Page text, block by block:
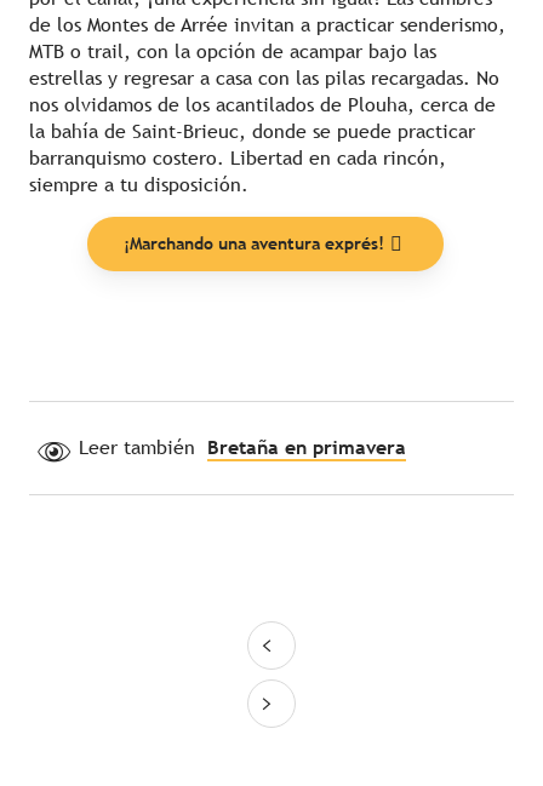
de los Montes de Arrée invitan a practicar senderismo,
MTB o trail, con la opción de acampar bajo las
estrellas y regresar a casa con las pilas recargadas. No
nos olvidamos de los acantilados de Plouha, cerca de
la bahía de Saint-Brieuc, donde se puede practicar
barranquismo costero. Libertad en cada rincón,
siempre a tu disposición.
¡Marchando una aventura exprés!
Leer también Bretaña en primavera